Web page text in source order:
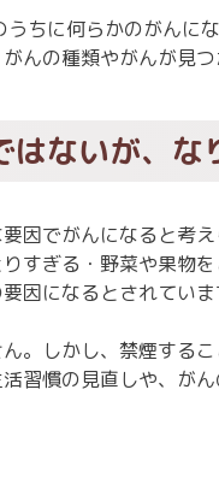
ちに何らかのがんに
んの種類やがんが見
はないが、
因でがんになると考
すぎる・野菜や果物
因になるとされていま
。しかし、禁煙する
習慣の見直しや、が